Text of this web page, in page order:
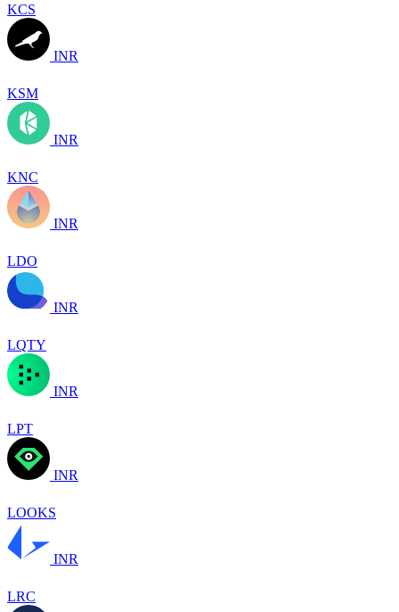
KCS
INR
KSM
INR
KNC
INR
LDO
INR
LQTY
INR
LPT
INR
LOOKS
INR
LRC